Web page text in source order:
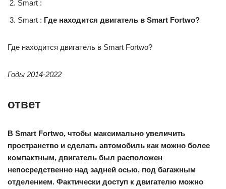
Smart :
Smart : Где находится двигатель в Smart Fortwo?
Где находится двигатель в Smart Fortwo?
Годы 2014-2022
ответ
В Smart Fortwo, чтобы максимально увеличить
пространство и сделать автомобиль как можно более
компактным, двигатель был расположен
непосредственно над задней осью, под багажным
отделением. Фактически доступ к двигателю можно